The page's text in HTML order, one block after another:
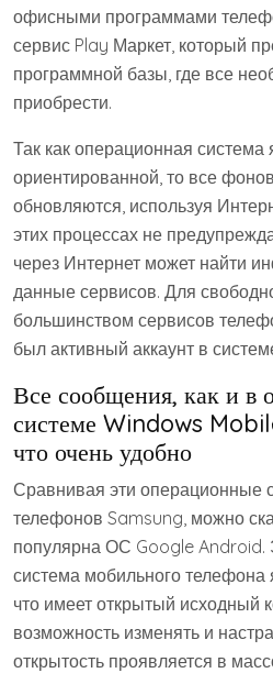
офисными программами
сервис Play Маркет, который
программной базы, где все
приобрести.
Так как операционная система
ориентированной, то все
обновляются, используя
этих процессах не
через Интернет может найти
данные сервисов. Для
большинством сервисов
был активный аккаунт в
Все сообщения, как и в
системе Windows
что очень удобно
Сравнивая эти операционные
телефонов Samsung, можно
популярна ОС Google Android.
система мобильного телефона
что имеет открытый исходный
возможность изменять и
открытость проявляется в